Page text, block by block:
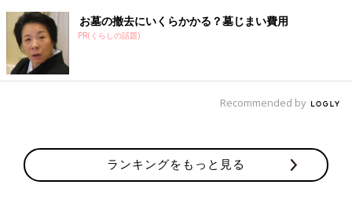
お墓の撤去にいくらかかる？墓じまい費用
PR(くらしの話題)
Recommended by
ランキングをもっと見る